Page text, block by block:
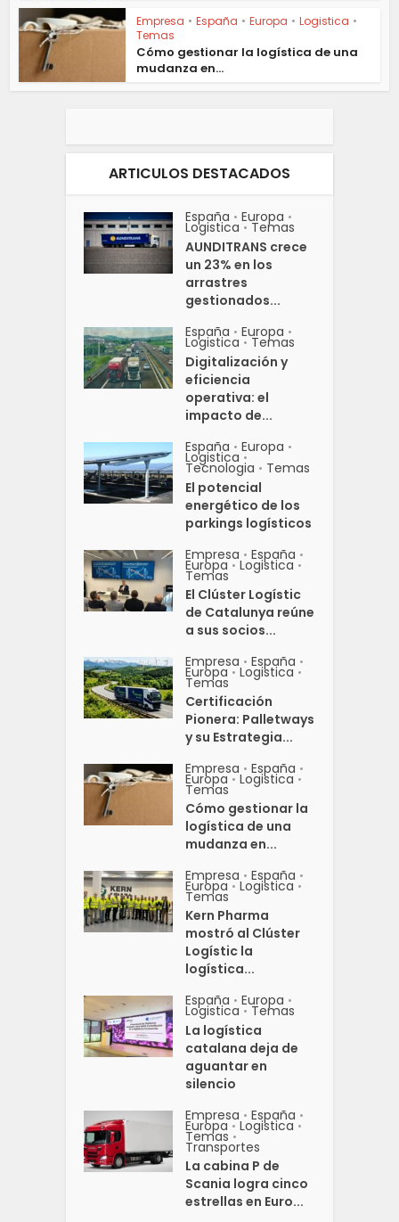
Empresa • España • Europa • Logistica •
Temas
Cómo gestionar la logística de una
mudanza en...
ARTICULOS DESTACADOS
España • Europa •
Logistica • Temas
AUNDITRANS crece
un 23% en los
arrastres
gestionados...
España • Europa •
Logistica • Temas
Digitalización y
eficiencia
operativa: el
impacto de...
España • Europa •
Logistica •
Tecnologia • Temas
El potencial
energético de los
parkings logísticos
Empresa • España •
Europa • Logistica •
Temas
El Clúster Logístic
de Catalunya reúne
a sus socios...
Empresa • España •
Europa • Logistica •
Temas
Certificación
Pionera: Palletways
y su Estrategia...
Empresa • España •
Europa • Logistica •
Temas
Cómo gestionar la
logística de una
mudanza en...
Empresa • España •
Europa • Logistica •
Temas
Kern Pharma
mostró al Clúster
Logístic la
logística...
España • Europa •
Logistica • Temas
La logística
catalana deja de
aguantar en
silencio
Empresa • España •
Europa • Logistica •
Temas •
Transportes
La cabina P de
Scania logra cinco
estrellas en Euro...